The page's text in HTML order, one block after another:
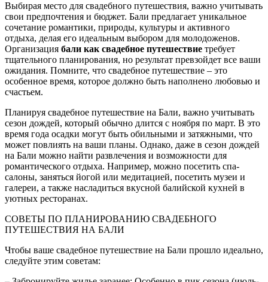
Выбирая место для свадебного путешествия, важно учитывать
свои предпочтения и бюджет. Бали предлагает уникальное
сочетание романтики, природы, культуры и активного
отдыха, делая его идеальным выбором для молодоженов.
Организация бали как свадебное путешествие требует
тщательного планирования, но результат превзойдет все ваши
ожидания. Помните, что свадебное путешествие – это
особенное время, которое должно быть наполнено любовью и
счастьем.
Планируя свадебное путешествие на Бали, важно учитывать
сезон дождей, который обычно длится с ноября по март. В это
время года осадки могут быть обильными и затяжными, что
может повлиять на ваши планы. Однако, даже в сезон дождей
на Бали можно найти развлечения и возможности для
романтического отдыха. Например, можно посетить спа-
салоны, заняться йогой или медитацией, посетить музеи и
галереи, а также насладиться вкусной балийской кухней в
уютных ресторанах.
СОВЕТЫ ПО ПЛАНИРОВАНИЮ СВАДЕБНОГО
ПУТЕШЕСТВИЯ НА БАЛИ
Чтобы ваше свадебное путешествие на Бали прошло идеально,
следуйте этим советам: